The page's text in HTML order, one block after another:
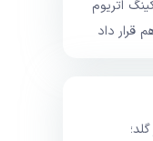
اتریوم
قرار داد
گلد؛